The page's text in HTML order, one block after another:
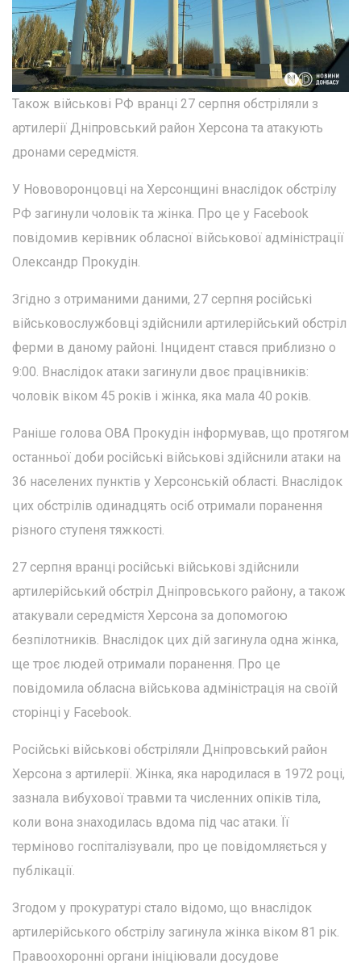
Також військові РФ вранці 27 серпня обстріляли з
артилерії Дніпровський район Херсона та атакують
дронами середмістя.
У Нововоронцовці на Херсонщині внаслідок обстрілу
РФ загинули чоловік та жінка. Про це у Facebook
повідомив керівник обласної військової адміністрації
Олександр Прокудін.
Згідно з отриманими даними, 27 серпня російські
військовослужбовці здійснили артилерійський обстріл
ферми в даному районі. Інцидент стався приблизно о
9:00. Внаслідок атаки загинули двоє працівників:
чоловік віком 45 років і жінка, яка мала 40 років.
Раніше голова ОВА Прокудін інформував, що протягом
останньої доби російські військові здійснили атаки на
36 населених пунктів у Херсонській області. Внаслідок
цих обстрілів одинадцять осіб отримали поранення
різного ступеня тяжкості.
27 серпня вранці російські військові здійснили
артилерійський обстріл Дніпровського району, а також
атакували середмістя Херсона за допомогою
безпілотників. Внаслідок цих дій загинула одна жінка,
ще троє людей отримали поранення. Про це
повідомила обласна військова адміністрація на своїй
сторінці у Facebook.
Російські військові обстріляли Дніпровський район
Херсона з артилерії. Жінка, яка народилася в 1972 році,
зазнала вибухової травми та численних опіків тіла,
коли вона знаходилась вдома під час атаки. Її
терміново госпіталізували, про це повідомляється у
публікації.
Згодом у прокуратурі стало відомо, що внаслідок
артилерійського обстрілу загинула жінка віком 81 рік.
Правоохоронні органи ініціювали досудове